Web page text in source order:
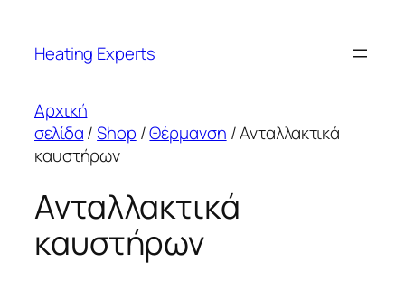
περιεχόμενο
Heating Experts
Αρχική
σελίδα/Shop /Θέρμανση / Ανταλλακτικά
καυστήρων
Ανταλλακτικά
καυστήρων